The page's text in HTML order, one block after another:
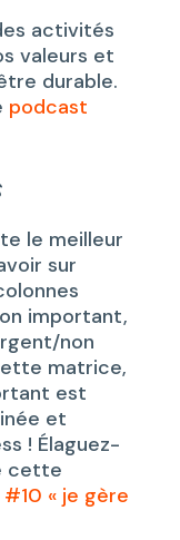
activités
valeurs et
durable.
podcast
le meilleur
sur
important,
non
matrice,
est
et
! Élaguez-
cette
« je gère